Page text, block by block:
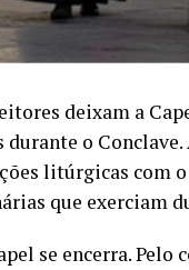
deixam a
durante o
litúrgicas com
que exerciam
se encerra.